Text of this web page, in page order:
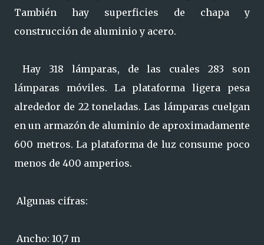
También hay superficies de chapa y
construcción de aluminio y acero.
Hay 318 lámparas, de las cuales 283 son
lámparas móviles. La plataforma ligera pesa
alrededor de 22 toneladas. Las lámparas cuelgan
en un armazón de aluminio de aproximadamente
600 metros. La plataforma de luz consume poco
menos de 400 amperios.
Algunas cifras:
Ancho: 10,7 m